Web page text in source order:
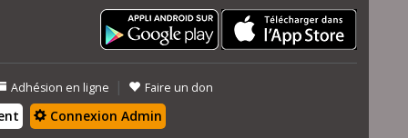
Adhésion en ligne | Faire un don
Connexion Admin